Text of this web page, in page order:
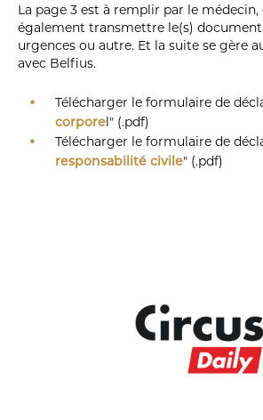
La page 3 est à remplir par le
également transmettre le(s)
urgences ou autre. Et la suite se gère
avec Belfius.
Télécharger le formulaire de
corporel" (.pdf)
Télécharger le formulaire de
responsabilité civile" (.pdf)